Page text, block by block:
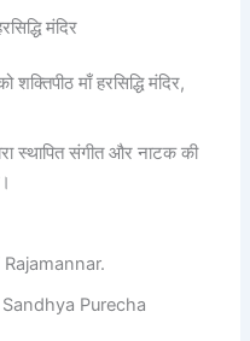
मंदिर
माँ हरसिद्धि मंदिर,
स्थापित संगीत और नाटक की
Purecha